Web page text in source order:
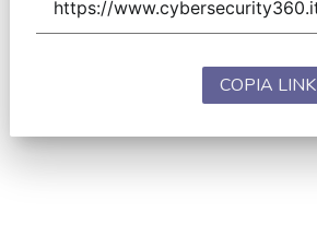
COPIA LINK